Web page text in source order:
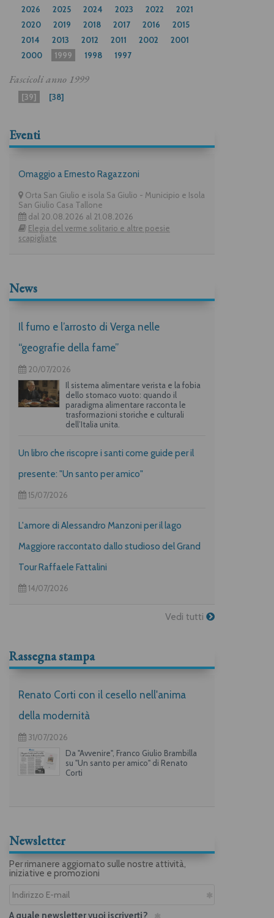
2026 2025 2024 2023 2022
2021
2020
2019 2018 2017 2016
2015
2014
2013 2012 2011 2002
2001
2000
1999 1998 1997
Fascicoli anno 1999
[39] [38]
Eventi
Omaggio a Ernesto Ragazzoni
Orta San Giulio e isola Sa Giulio - Municipio e Isola
San Giulio Casa Tallone
dal 20.08.2026 al 21.08.2026
Elegia del verme solitario e altre poesie
scapigliate
News
Il fumo e l’arrosto di Verga nelle
“geografie della fame”
20/07/2026
Il sistema alimentare verista e la fobia
dello stomaco vuoto: quando il
paradigma alimentare racconta le
trasformazioni storiche e culturali
dell’Italia unita.
Un libro che riscopre i santi come guide per il
presente: "Un santo per amico"
15/07/2026
L'amore di Alessandro Manzoni per il lago
Maggiore raccontato dallo studioso del Grand
Tour Raffaele Fattalini
14/07/2026
Vedi tutti
Rassegna stampa
Renato Corti con il cesello nell'anima
della modernità
31/07/2026
Da "Avvenire", Franco Giulio Brambilla
su "Un santo per amico" di Renato
Corti
Newsletter
Per rimanere aggiornato sulle nostre attività,
iniziative e promozioni
A quale newsletter vuoi iscriverti?